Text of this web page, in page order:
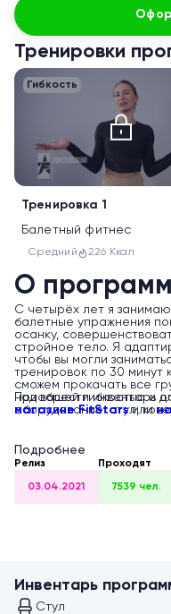
Тренировки
Гибкость
Тренировка 1
Балетный фитнес
Средний 226 Ккал
О
С четырёх лет я
балетные упражнения
осанку,
стройное тело. Я
чтобы вы могли
тренировок по 30 минут
сможем прокачать все
над вашей гибкостью и
оборудование: стул,
Приобрести инвентарь
магазине FitStarsили
Подробнее
Релиз
03.04.2021
Проходят
7539 чел.
Инвентарь
Стул